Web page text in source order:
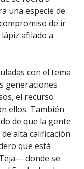
una especie de
de ir
afilado a
con el tema
generaciones
el recurso
ellos. También
de que la gente
alta calificación
que está
donde se